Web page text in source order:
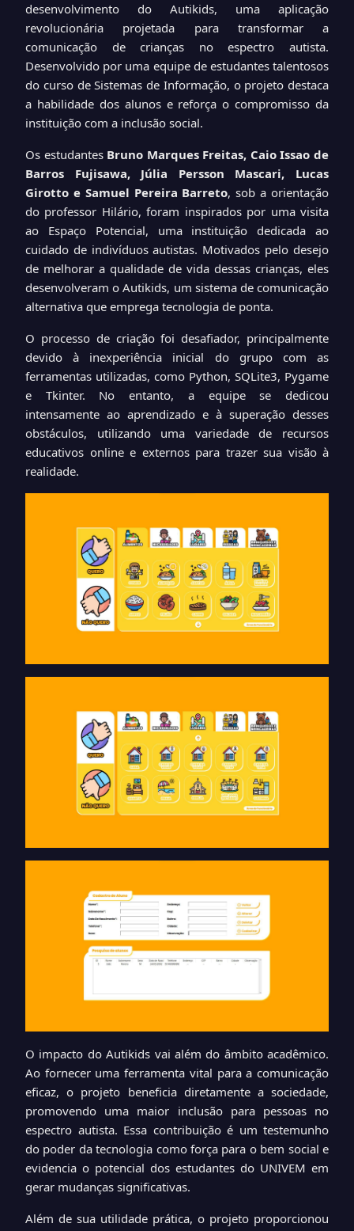
desenvolvimento do Autikids, uma aplicação
revolucionária projetada para transformar a
comunicação de crianças no espectro autista.
Desenvolvido por uma equipe de estudantes talentosos
do curso de Sistemas de Informação, o projeto destaca
a habilidade dos alunos e reforça o compromisso da
instituição com a inclusão social.
Os estudantes Bruno Marques Freitas, Caio Issao de
Barros Fujisawa, Júlia Persson Mascari, Lucas
Girotto e Samuel Pereira Barreto, sob a orientação
do professor Hilário, foram inspirados por uma visita
ao Espaço Potencial, uma instituição dedicada ao
cuidado de indivíduos autistas. Motivados pelo desejo
de melhorar a qualidade de vida dessas crianças, eles
desenvolveram o Autikids, um sistema de comunicação
alternativa que emprega tecnologia de ponta.
O processo de criação foi desafiador, principalmente
devido à inexperiência inicial do grupo com as
ferramentas utilizadas, como Python, SQLite3, Pygame
e Tkinter. No entanto, a equipe se dedicou
intensamente ao aprendizado e à superação desses
obstáculos, utilizando uma variedade de recursos
educativos online e externos para trazer sua visão à
realidade.
O impacto do Autikids vai além do âmbito acadêmico.
Ao fornecer uma ferramenta vital para a comunicação
eficaz, o projeto beneficia diretamente a sociedade,
promovendo uma maior inclusão para pessoas no
espectro autista. Essa contribuição é um testemunho
do poder da tecnologia como força para o bem social e
evidencia o potencial dos estudantes do UNIVEM em
gerar mudanças significativas.
Além de sua utilidade prática, o projeto proporcionou